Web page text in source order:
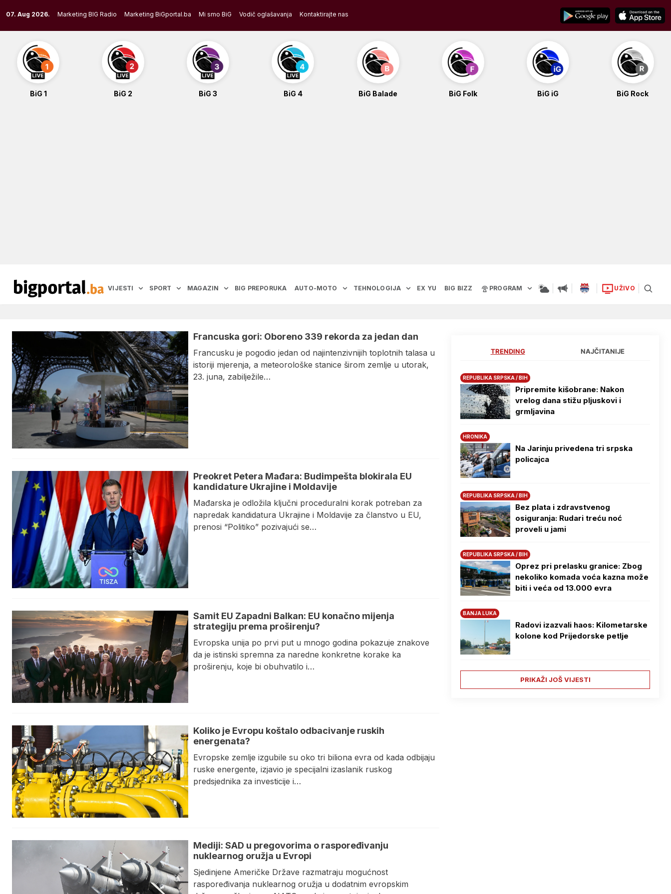
to
content
07. Aug 2026. Marketing BIG Radio Marketing BiGportal.ba Mi smo BiG Vodič oglašavanja Kontaktirajte nas
BiG 1 BiG 2 BiG 3 BiG 4 BiG Balade BiG Folk BiG iG BiG Rock
VIJESTI SPORT MAGAZIN BIG PREPORUKA AUTO-MOTO TEHNOLOGIJA EX YU BIG BIZZ PROGRAM UŽIVO
Francuska gori: Oboreno 339 rekorda za jedan dan
Francusku je pogodio jedan od najintenzivnijih toplotnih talasa u
istoriji mjerenja, a meteorološke stanice širom zemlje u utorak,
23. juna, zabilježile…
Preokret Petera Mađara: Budimpešta blokirala EU
kandidature Ukrajine i Moldavije
Mađarska je odložila ključni proceduralni korak potreban za
napredak kandidatura Ukrajine i Moldavije za članstvo u EU,
prenosi “Politiko” pozivajući se…
Samit EU Zapadni Balkan: EU konačno mijenja
strategiju prema proširenju?
Evropska unija po prvi put u mnogo godina pokazuje znakove
da je istinski spremna za naredne konkretne korake ka
proširenju, koje bi obuhvatilo i…
Koliko je Evropu koštalo odbacivanje ruskih
energenata?
Evropske zemlje izgubile su oko tri biliona evra od kada odbijaju
ruske energente, izjavio je specijalni izaslanik ruskog
predsjednika za investicije i…
Mediji: SAD u pregovorima o raspoređivanju
nuklearnog oružja u Evropi
​Sjedinjene Američke Države razmatraju mogućnost
raspoređivanja nuklearnog oružja u dodatnim evropskim
TRENDING NAJČITANIJE
REPUBLIKA SRPSKA / BIH
Pripremite kišobrane: Nakon
vrelog dana stižu pljuskovi i
grmljavina
HRONIKA
Na Јarinju privedena tri srpska
policajca
REPUBLIKA SRPSKA / BIH
Bez plata i zdravstvenog
osiguranja: Rudari treću noć
proveli u jami
REPUBLIKA SRPSKA / BIH
Oprez pri prelasku granice: Zbog
nekoliko komada voća kazna može
biti i veća od 13.000 evra
BANJA LUKA
Radovi izazvali haos: Kilometarske
kolone kod Prijedorske petlje
PRIKAŽI JOŠ VIJESTI